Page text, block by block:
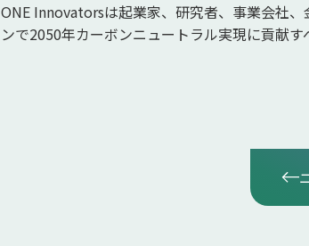
ONE Innovatorsは起業家、研究者、事業会社
ンで2050年カーボンニュートラル実現に貢献す